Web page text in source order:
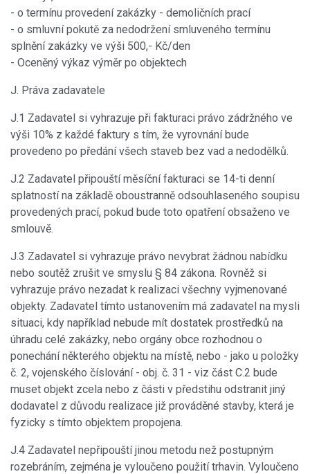
- o termínu provedení zakázky - demoličních prací
- o smluvní pokutě za nedodržení smluveného termínu
splnění zakázky ve výši 500,- Kč/den
- Oceněný výkaz výměr po objektech
J. Práva zadavatele
J.1 Zadavatel si vyhrazuje při fakturaci právo zádržného ve
výši 10% z každé faktury s tím, že vyrovnání bude
provedeno po předání všech staveb bez vad a nedodělků.
J.2 Zadavatel připouští měsíční fakturaci se 14-ti denní
splatností na základě oboustranně odsouhlaseného soupisu
provedených prací, pokud bude toto opatření obsaženo ve
smlouvě.
J.3 Zadavatel si vyhrazuje právo nevybrat žádnou nabídku
nebo soutěž zrušit ve smyslu § 84 zákona. Rovněž si
vyhrazuje právo nezadat k realizaci všechny vyjmenované
objekty. Zadavatel tímto ustanovením má zadavatel na mysli
situaci, kdy například nebude mít dostatek prostředků na
úhradu celé zakázky, nebo orgány obce rozhodnou o
ponechání některého objektu na místě, nebo - jako u položky
č. 2, vojenského číslování - obj. č. 31 - viz část C.2 bude
muset objekt zcela nebo z části v předstihu odstranit jiný
dodavatel z důvodu realizace již prováděné stavby, která je
fyzicky s tímto objektem propojena.
J.4 Zadavatel nepřipouští jinou metodu než postupným
rozebráním, zejména je vyloučeno použití trhavin. Vyloučeno